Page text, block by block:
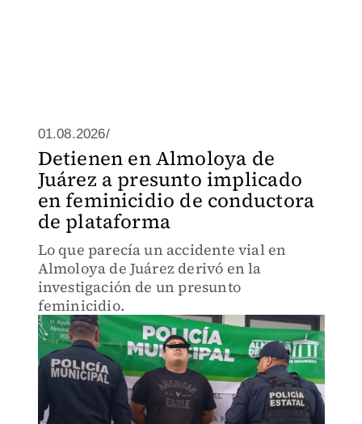
01.08.2026/
Detienen en Almoloya de
Juárez a presunto implicado
en feminicidio de conductora
de plataforma
Lo que parecía un accidente vial en
Almoloya de Juárez derivó en la
investigación de un presunto
feminicidio.